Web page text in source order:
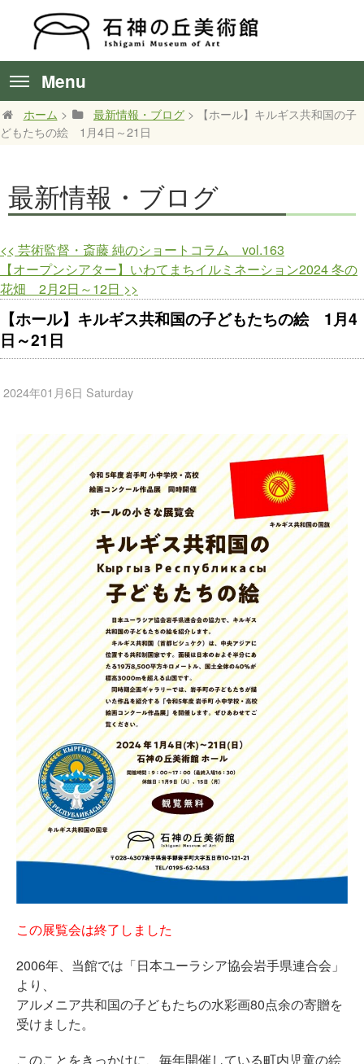
Menu
ホーム > 最新情報・ブログ > 【ホール】キルギス共和国の子
どもたちの絵 1月4日～21日
最新情報・ブログ
<< 芸術監督・斎藤 純のショートコラム vol.163
【オープンシアター】いわてまちイルミネーション2024 冬の
花畑 2月2日～12日 >>
【ホール】キルギス共和国の子どもたちの絵 1月4
日～21日
2024年01月6日 Saturday
この展覧会は終了しました
2006年、当館では「日本ユーラシア協会岩手県連合会」
より、
アルメニア共和国の子どもたちの水彩画80点余の寄贈を
受けました。
このことをきっかけに、毎年開催している町内児童の絵